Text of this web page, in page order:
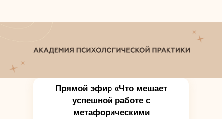
Прямой эфир «Что мешает
успешной работе с
метафорическими